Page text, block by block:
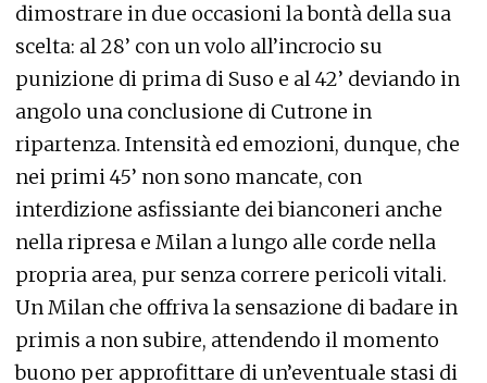
dimostrare in due occasioni la bontà della sua
scelta: al 28’ con un volo all’incrocio su
punizione di prima di Suso e al 42’ deviando in
angolo una conclusione di Cutrone in
ripartenza. Intensità ed emozioni, dunque, che
nei primi 45’ non sono mancate, con
interdizione asfissiante dei bianconeri anche
nella ripresa e Milan a lungo alle corde nella
propria area, pur senza correre pericoli vitali.
Un Milan che offriva la sensazione di badare in
primis a non subire, attendendo il momento
buono per approfittare di un’eventuale stasi di